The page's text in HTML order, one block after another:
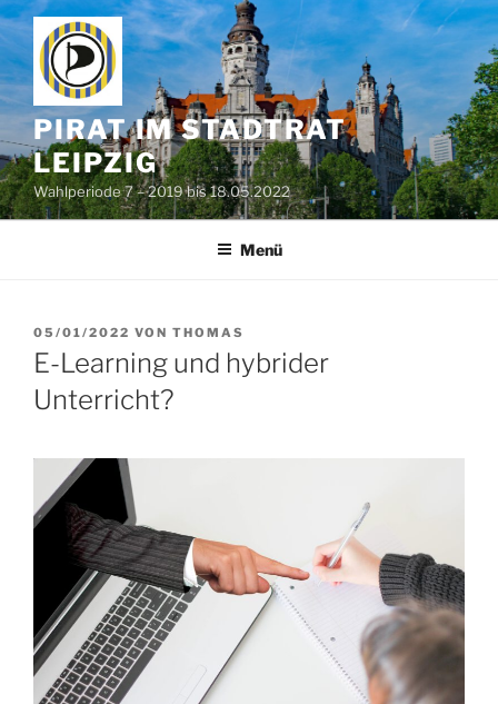
Zum
Inhalt
springen
PIRAT IM STADTRAT
LEIPZIG
Wahlperiode 7 – 2019 bis 18.05.2022
Menü
VERÖFFENTLICHT
AM
05/01/2022 VON THOMAS
E-Learning und hybrider
Unterricht?